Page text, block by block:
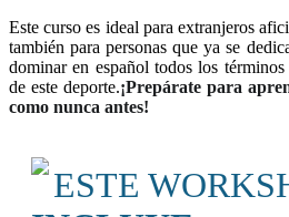
Este curso es ideal para extranjeros
también para personas que ya se
dominar en español todos los términos
de este deporte.¡Prepárate para
como nunca antes!
ESTE